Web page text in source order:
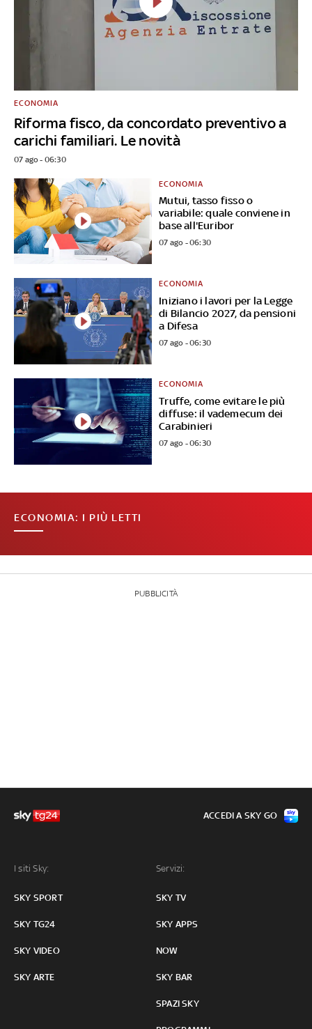
Riforma fisco, da concordato preventivo a
carichi familiari. Le novità
ECONOMIA
07 ago - 06:30
Mutui, tasso fisso o
variabile: quale conviene in
base all'Euribor
ECONOMIA
07 ago - 06:30
Iniziano i lavori per la Legge
di Bilancio 2027, da pensioni
a Difesa
ECONOMIA
07 ago - 06:30
Truffe, come evitare le più
diffuse: il vademecum dei
Carabinieri
ECONOMIA
07 ago - 06:30
ECONOMIA: I PIÙ LETTI
PUBBLICITÀ
I siti Sky:
SKY SPORT
SKY TG24
SKY VIDEO
SKY ARTE
Servizi:
SKY TV
SKY APPS
NOW
SKY BAR
SPAZI SKY
ACCEDI A SKY GO